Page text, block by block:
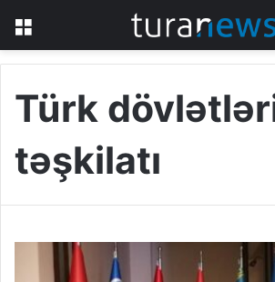
Türk
təşkilatı